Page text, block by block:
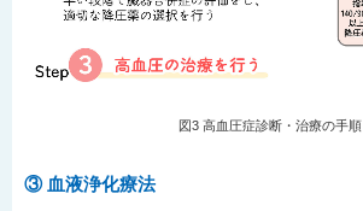
図3 高血圧症診断・治療の手順
③ 血液浄化療法